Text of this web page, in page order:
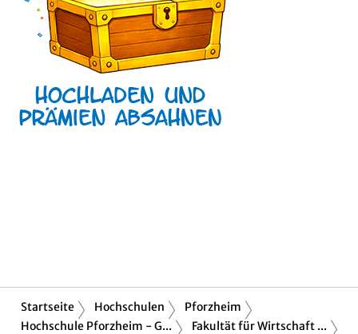
Startseite Hochschulen
Pforzheim
Hochschule Pforzheim - G...
Fakultät für Wirtschaft ...